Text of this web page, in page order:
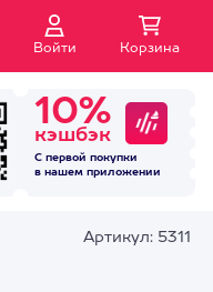
Войти Корзина
10%
кэшбэк
С первой покупки
в нашем приложении
Артикул: 5311